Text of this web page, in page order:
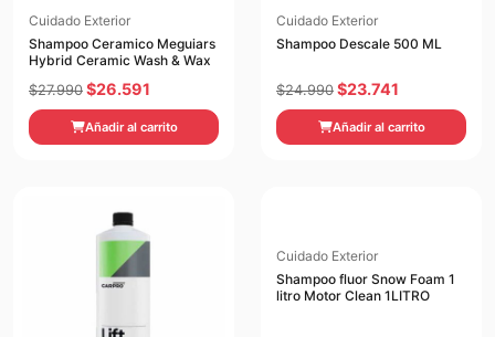
Cuidado Exterior
Shampoo Ceramico Meguiars
Hybrid Ceramic Wash & Wax
$27.990 El
precio
original
$26.591
precio
actual
Añadir al carrito
Cuidado Exterior
Shampoo Descale 500 ML
$24.990 El
precio
original
$23.741
precio
actual
Añadir al carrito
Cuidado Exterior
Shampoo fluor Snow Foam 1
litro Motor Clean 1LITRO